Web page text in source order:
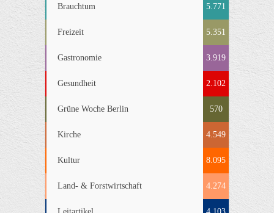
Brauchtum 5.771
Freizeit 5.351
Gastronomie 3.919
Gesundheit 2.102
Grüne Woche Berlin 570
Kirche 4.549
Kultur 8.095
Land- & Forstwirtschaft 4.274